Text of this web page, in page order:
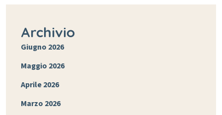
Archivio
Giugno 2026
Maggio 2026
Aprile 2026
Marzo 2026